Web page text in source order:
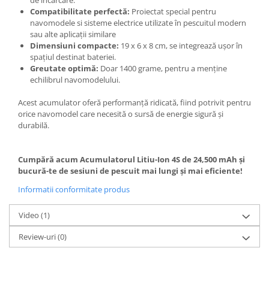
Compatibilitate perfectă: Proiectat special pentru
navomodele si sisteme electrice utilizate în pescuitul modern
sau alte aplicații similare
Dimensiuni compacte: 19 x 6 x 8 cm, se integrează ușor în
spațiul destinat bateriei.
Greutate optimă: Doar 1400 grame, pentru a menține
echilibrul navomodelului.
Acest acumulator oferă performanță ridicată, fiind potrivit pentru
orice navomodel care necesită o sursă de energie sigură și
durabilă.
Cumpără acum Acumulatorul Litiu-Ion 4S de 24,500 mAh și
bucură-te de sesiuni de pescuit mai lungi și mai eficiente!
Informatii conformitate produs
Video (1)
Review-uri(0)